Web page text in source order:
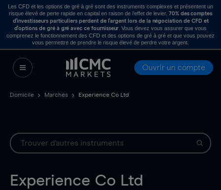
Les CFD et les options de gré à gré sont des instruments complexes et présentent un
risque élevé de perte rapide en capital en raison de l’effet de levier. 70% des comptes
d’investisseurs particuliers perdent de l’argent lors de la négociation de CFD et
d’options de gré à gré avec ce fournisseur . Vous devez vous assurer que vous
comprenez le fonctionnement des CFD et des options de gré à gré et que vous pouvez
vous permettre de prendre le risque élevé de perdre votre argent.
Ouvrir un compte
Domicile Marchés Experience Co Ltd
Experience Co Ltd